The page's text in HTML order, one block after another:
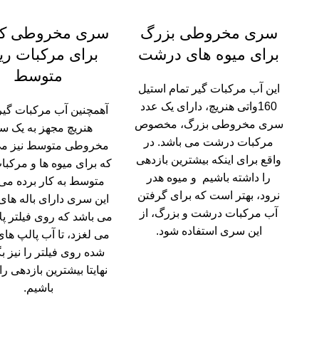
سری مخروطی بزرگ
برای میوه های درشت
این آب مرکبات گیر تمام استیل
160واتی هنریچ، دارای یک عدد
سری مخروطی بزرگ، مخصوص
مرکبات درشت می باشد. در
واقع برای اینکه بیشترین بازدهی
را داشته باشیم و میوه هدر
نرود، بهتر است که برای گرفتن
آب مرکبات درشت و بزرگ، از
این سری استفاده شود.
سری مخروطی
برای مرکبات
متوسط
هنریچ مجهز به یک
مخروطی متوسط نیز
که برای میوه ها و
متوسط به کار برده
این سری دارای باله
می باشد که روی فیلتر
می لغزد، تا آب پالپ
شده روی فیلتر را نیز
نهایتا بیشترین بازدهی
باشیم.